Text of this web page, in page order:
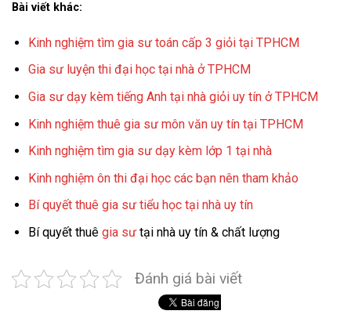
Bài viết khác:
Kinh nghiệm tìm gia sư toán cấp 3 giỏi tại TPHCM
Gia sư luyện thi đại học tại nhà ở TPHCM
Gia sư dạy kèm tiếng Anh tại nhà giỏi uy tín ở TPHCM
Kinh nghiệm thuê gia sư môn văn uy tín tại TPHCM
Kinh nghiệm tìm gia sư dạy kèm lớp 1 tại nhà
Kinh nghiệm ôn thi đại học các bạn nên tham khảo
Bí quyết thuê gia sư tiểu học tại nhà uy tín
Bí quyết thuê gia sưtại nhà uy tín & chất lượng
Đánh giá bài viết